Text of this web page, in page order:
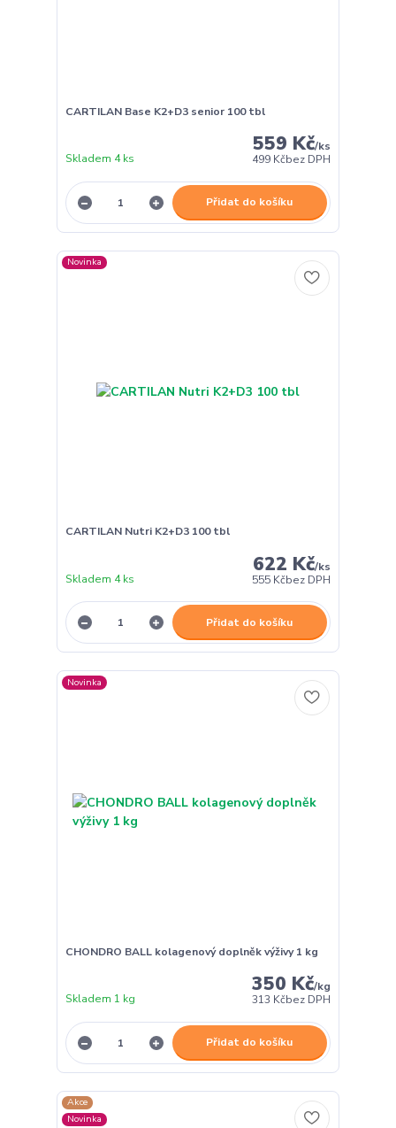
CARTILAN Base K2+D3 senior 100 tbl
559 Kč/ks
499 Kčbez DPH
Skladem 4 ks
Přidat do košíku
Novinka
CARTILAN Nutri K2+D3 100 tbl
622 Kč/ks
555 Kčbez DPH
Skladem 4 ks
Přidat do košíku
Novinka
CHONDRO BALL kolagenový doplněk výživy 1 kg
350 Kč/kg
313 Kčbez DPH
Skladem 1 kg
Přidat do košíku
Akce
Novinka